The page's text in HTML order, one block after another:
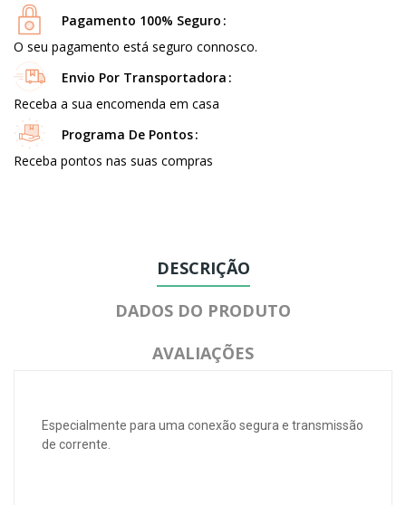
Pagamento 100% Seguro
O seu pagamento está seguro connosco.
Envio Por Transportadora
Receba a sua encomenda em casa
Programa De Pontos
Receba pontos nas suas compras
DESCRIÇÃO
DADOS DO PRODUTO
AVALIAÇÕES
Especialmente para uma conexão segura e transmissão
de corrente.